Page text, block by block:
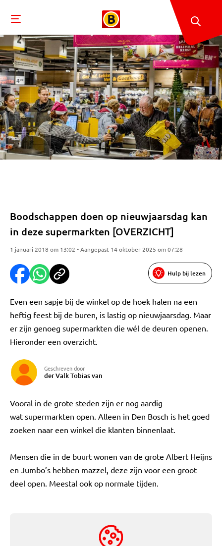
Boodschappen doen op nieuwjaarsdag kan
in deze supermarkten [OVERZICHT]
1 januari 2018 om 13:02 • Aangepast 14 oktober 2025 om 07:28
Hulp bij lezen
Even een sapje bij de winkel op de hoek halen na een
heftig feest bij de buren, is lastig op nieuwjaarsdag. Maar
er zijn genoeg supermarkten die wél de deuren openen.
Hieronder een overzicht.
Geschreven door
der Valk Tobias van
Vooral in de grote steden zijn er nog aardig
wat supermarkten open. Alleen in Den Bosch is het goed
zoeken naar een winkel die klanten binnenlaat.
Mensen die in de buurt wonen van de grote Albert Heijns
en Jumbo’s hebben mazzel, deze zijn voor een groot
deel open. Meestal ook op normale tijden.